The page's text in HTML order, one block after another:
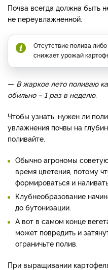
Почва всегда должна быть
не переувлажненной.
Отсутствие полива
снижает урожай
— В жаркое лето поливаю
обильно – 1 раз в неделю.
Чтобы узнать, нужен ли
увлажнения почвы на
поливайте.
Обычно агрономы
время цветения, потому
формироваться и
Клубнеобразование
до бутонизации.
А вот в самом конце
может повредить и
ограничьте полив.
При выращивании